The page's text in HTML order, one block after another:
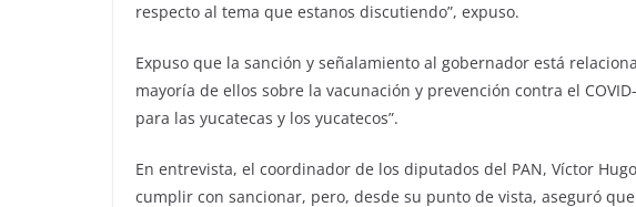
respecto al tema que estanos discutiendo”, expuso.
Expuso que la sanción y señalamiento al gobernador está
mayoría de ellos sobre la vacunación y prevención contra el
para las yucatecas y los yucatecos”.
En entrevista, el coordinador de los diputados del PAN, Víctor
cumplir con sancionar, pero, desde su punto de vista, aseguró